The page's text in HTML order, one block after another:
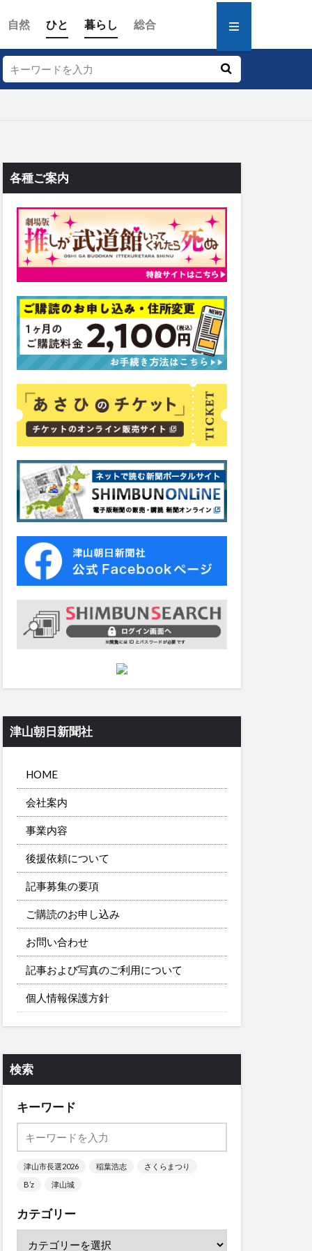
自然 ひと 暮らし 総合
各種ご案内
津山朝日新聞社
HOME
会社案内
事業内容
後援依頼について
記事募集の要項
ご購読のお申し込み
お問い合わせ
記事および写真のご利用について
個人情報保護方針
検索
キーワード
津山市長選2026 稲葉浩志
さくらまつり
B’z
津山城
カテゴリー